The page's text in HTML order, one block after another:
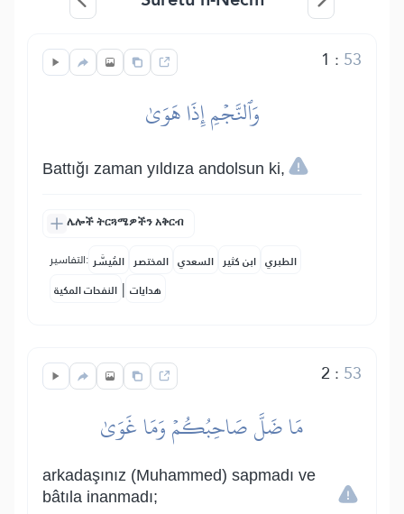
1 : 53
وَٱلنَّجۡمِ إِذَا هَوَىٰ
Battığı zaman yıldıza andolsun ki,
ሌሎች ትርጓሜዎችን አቅርብ
التفاسير: المُيسَّر المختصر السعدي ابن كثير الطبري
النفحات المكية | هدايات
2 : 53
مَا ضَلَّ صَاحِبُكُمۡ وَمَا غَوَىٰ
arkadaşınız (Muhammed) sapmadı ve
bâtıla inanmadı;